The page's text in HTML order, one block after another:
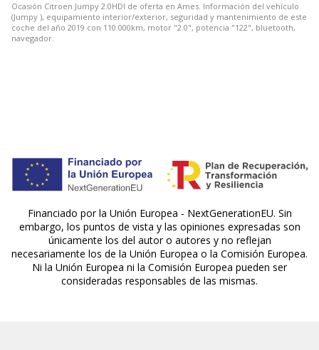
Ocasión Citroen Jumpy 2.0HDI de oferta en Ames. Información del vehículo
(Jumpy ), equipamiento interior/exterior, seguridad y mantenimiento de este
coche del año 2019 con 110.000km, motor "2.0", potencia "122", bluetooth,
navegador.
Financiado por la Unión Europea - NextGenerationEU. Sin
embargo, los puntos de vista y las opiniones expresadas son
únicamente los del autor o autores y no reflejan
necesariamente los de la Unión Europea o la Comisión Europea.
Ni la Unión Europea ni la Comisión Europea pueden ser
consideradas responsables de las mismas.